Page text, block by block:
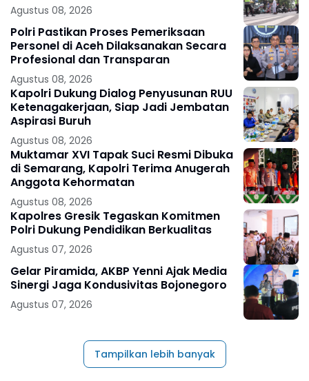
Agustus 08, 2026
Polri Pastikan Proses Pemeriksaan
Personel di Aceh Dilaksanakan Secara
Profesional dan Transparan
Agustus 08, 2026
Kapolri Dukung Dialog Penyusunan RUU
Ketenagakerjaan, Siap Jadi Jembatan
Aspirasi Buruh
Agustus 08, 2026
Muktamar XVI Tapak Suci Resmi Dibuka
di Semarang, Kapolri Terima Anugerah
Anggota Kehormatan
Agustus 08, 2026
Kapolres Gresik Tegaskan Komitmen
Polri Dukung Pendidikan Berkualitas
Agustus 07, 2026
Gelar Piramida, AKBP Yenni Ajak Media
Sinergi Jaga Kondusivitas Bojonegoro
Agustus 07, 2026
Tampilkan lebih banyak